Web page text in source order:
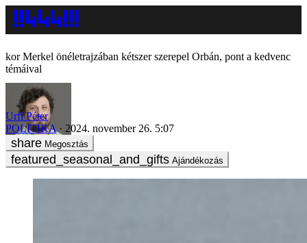
Merkel önéletrajzában kétszer szerepel Orbán, pont a kedvenc
témáival
Urfi Péter
POLITIKA
2024. november 26. 5:07
Megosztás
Ajándékozás